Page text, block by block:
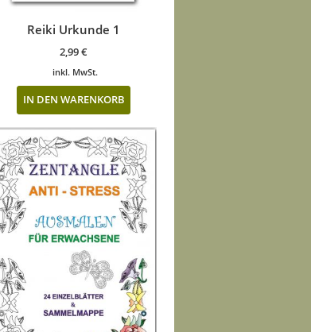
Reiki Urkunde 1
2,99€
inkl. MwSt.
IN DEN WARENKORB